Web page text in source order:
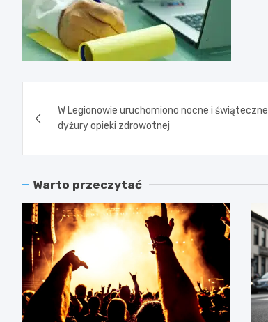
wpisu
W Legionowie uruchomiono nocne i świąteczne
dyżury opieki zdrowotnej
Warto przeczytać